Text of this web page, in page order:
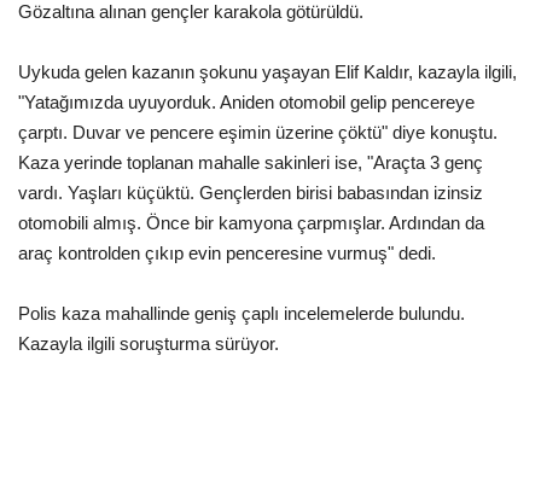
Kültür Sanat
Gözaltına alınan gençler karakola götürüldü.
Uykuda gelen kazanın şokunu yaşayan Elif Kaldır, kazayla ilgili,
"Yatağımızda uyuyorduk. Aniden otomobil gelip pencereye
çarptı. Duvar ve pencere eşimin üzerine çöktü" diye konuştu.
Kaza yerinde toplanan mahalle sakinleri ise, "Araçta 3 genç
vardı. Yaşları küçüktü. Gençlerden birisi babasından izinsiz
otomobili almış. Önce bir kamyona çarpmışlar. Ardından da
araç kontrolden çıkıp evin penceresine vurmuş" dedi.
Polis kaza mahallinde geniş çaplı incelemelerde bulundu.
Kazayla ilgili soruşturma sürüyor.